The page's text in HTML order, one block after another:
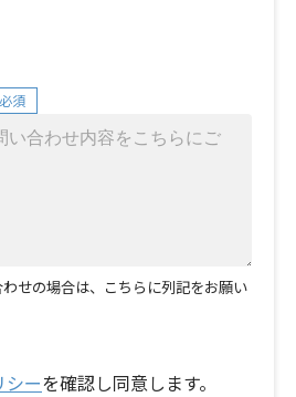
必須
せの場合は、こちらに列記をお願い
シーを確認し同意します。